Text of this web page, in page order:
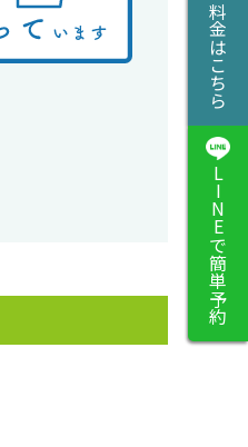
料金はこちら
LINEで簡単予約